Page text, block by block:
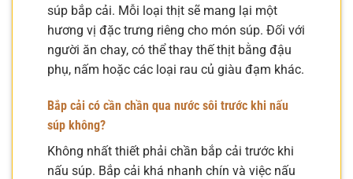
súp bắp cải. Mỗi loại thịt sẽ mang lại một
hương vị đặc trưng riêng cho món súp. Đối với
người ăn chay, có thể thay thế thịt bằng đậu
phụ, nấm hoặc các loại rau củ giàu đạm khác.
Bắp cải có cần chần qua nước sôi trước khi nấu
súp không?
Không nhất thiết phải chần bắp cải trước khi
nấu súp. Bắp cải khá nhanh chín và việc nấu